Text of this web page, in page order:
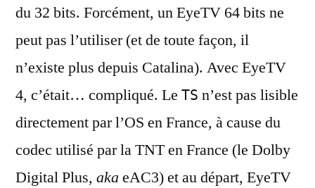
du 32 bits. Forcément, un EyeTV 64 bits ne
peut pas l’utiliser (et de toute façon, il
n’existe plus depuis Catalina). Avec EyeTV
4, c’était… compliqué. Le TS n’est pas lisible
directement par l’OS en France, à cause du
codec utilisé par la TNT en France (le Dolby
Digital Plus, aka eAC3) et au départ, EyeTV